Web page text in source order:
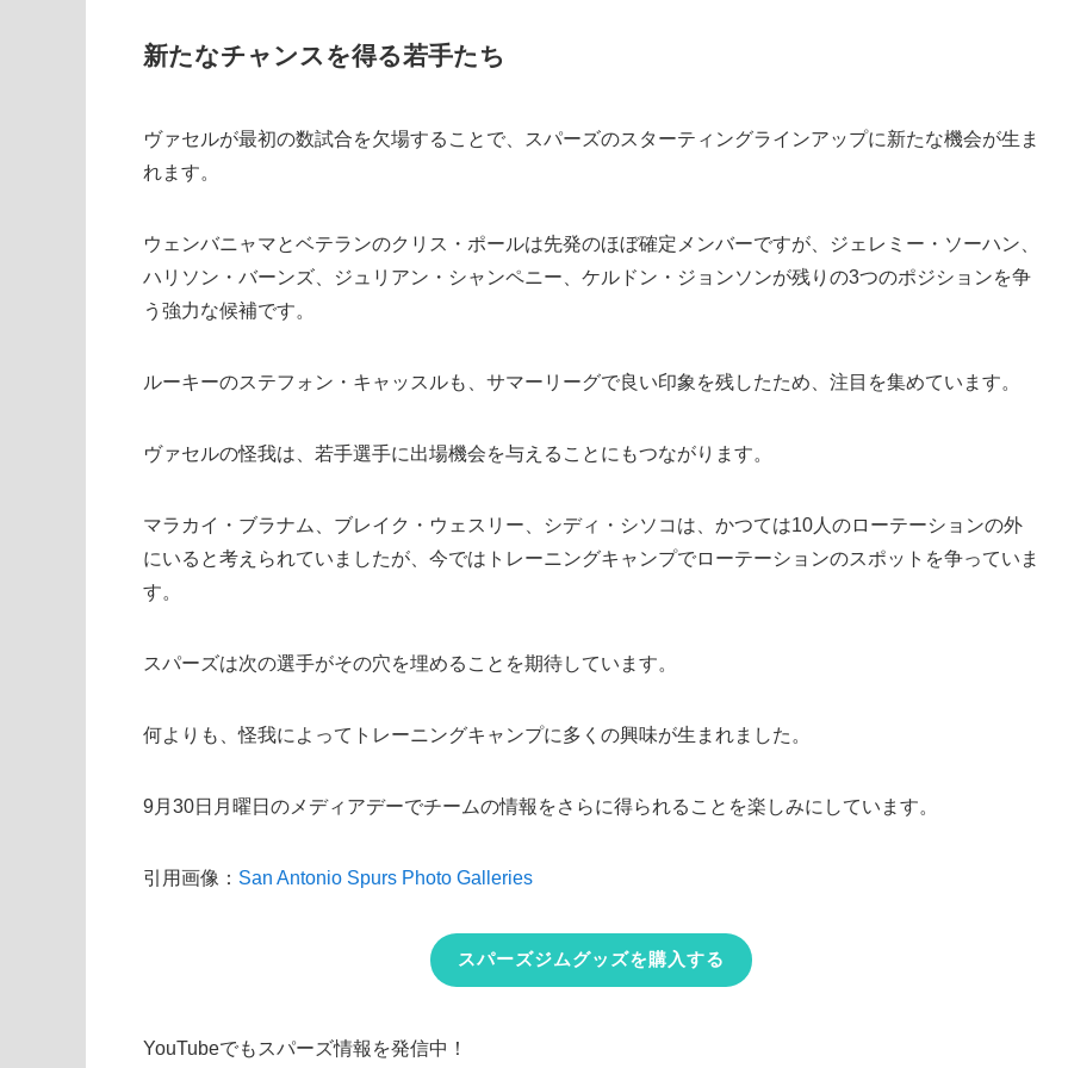
新たなチャンスを得る若手たち
ヴァセルが最初の数試合を欠場することで、スパーズのスターティングラインアップに新たな機会が生ま
れます。
ウェンバニャマとベテランのクリス・ポールは先発のほぼ確定メンバーですが、ジェレミー・ソーハン、
ハリソン・バーンズ、ジュリアン・シャンペニー、ケルドン・ジョンソンが残りの3つのポジションを争
う強力な候補です。
ルーキーのステフォン・キャッスルも、サマーリーグで良い印象を残したため、注目を集めています。
ヴァセルの怪我は、若手選手に出場機会を与えることにもつながります。
マラカイ・ブラナム、ブレイク・ウェスリー、シディ・シソコは、かつては10人のローテーションの外
にいると考えられていましたが、今ではトレーニングキャンプでローテーションのスポットを争っていま
す。
スパーズは次の選手がその穴を埋めることを期待しています。
何よりも、怪我によってトレーニングキャンプに多くの興味が生まれました。
9月30日月曜日のメディアデーでチームの情報をさらに得られることを楽しみにしています。
引用画像： San Antonio Spurs Photo Galleries
スパーズジムグッズを購入する
YouTubeでもスパーズ情報を発信中！